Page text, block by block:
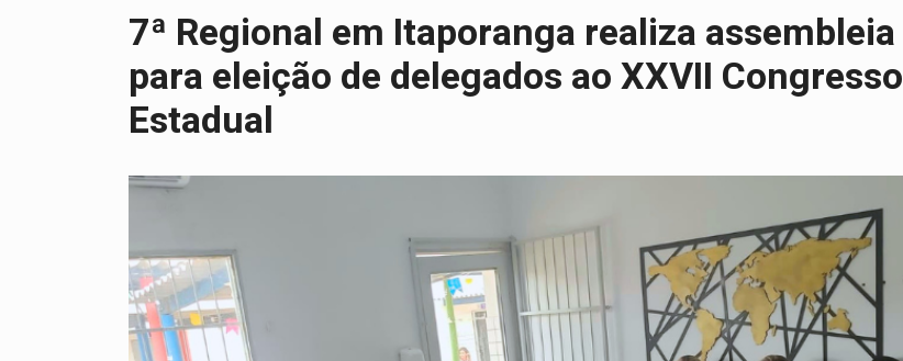
7ª Regional em Itaporanga realiza assembleia
para eleição de delegados ao XXVII Congresso
Estadual